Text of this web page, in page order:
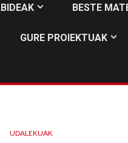
BESTE
GURE PROIEKTUAK
UDALEKUAK